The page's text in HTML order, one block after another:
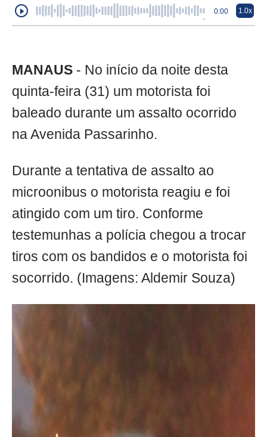
0:00 1.0x
MANAUS - No início da noite desta
quinta-feira (31) um motorista foi
baleado durante um assalto ocorrido
na Avenida Passarinho.
Durante a tentativa de assalto ao
microonibus o motorista reagiu e foi
atingido com um tiro. Conforme
testemunhas a polícia chegou a trocar
tiros com os bandidos e o motorista foi
socorrido. (Imagens: Aldemir Souza)